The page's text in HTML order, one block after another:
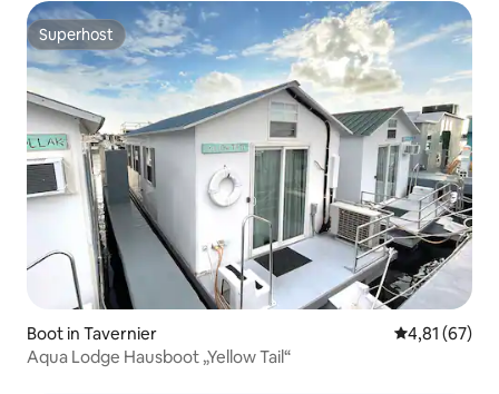
Superhost
Superhost
Boot in Tavernier
4,81 (67)
Aqua Lodge Hausboot „Yellow Tail“